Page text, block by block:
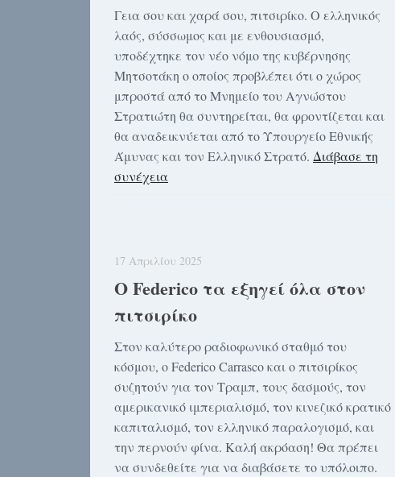
Γεια σου και χαρά σου, πιτσιρίκο. Ο ελληνικός
λαός, σύσσωμος και με ενθουσιασμό,
υποδέχτηκε τον νέο νόμο της κυβέρνησης
Μητσοτάκη ο οποίος προβλέπει ότι ο χώρος
μπροστά από το Μνημείο του Αγνώστου
Στρατιώτη θα συντηρείται, θα φροντίζεται και
θα αναδεικνύεται από το Υπουργείο Εθνικής
Άμυνας και τον Ελληνικό Στρατό. Διάβασε τη
συνέχεια
17 Απριλίου 2025
Ο Federico τα εξηγεί όλα στον
πιτσιρίκο
Στον καλύτερο ραδιοφωνικό σταθμό του
κόσμου, ο Federico Carrasco και ο πιτσιρίκος
συζητούν για τον Τραμπ, τους δασμούς, τον
αμερικανικό ιμπεριαλισμό, τον κινεζικό κρατικό
καπιταλισμό, τον ελληνικό παραλογισμό, και
την περνούν φίνα. Καλή ακρόαση! Θα πρέπει
να συνδεθείτε για να διαβάσετε το υπόλοιπο.